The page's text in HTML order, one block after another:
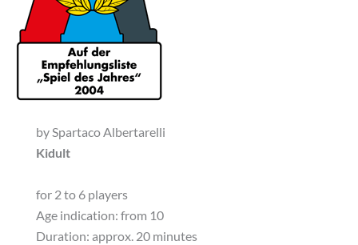
by Spartaco Albertarelli
Kidult
for 2 to 6 players
Age indication: from 10
Duration: approx. 20 minutes